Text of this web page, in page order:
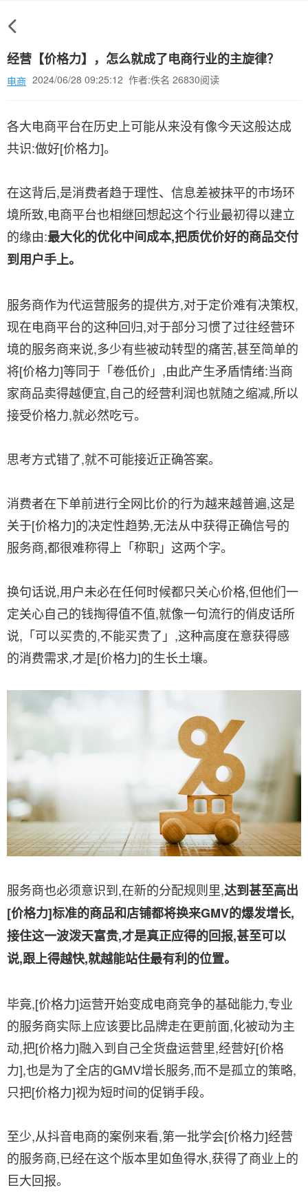
经营【价格力】，怎么就成了电商行业的主旋律？
电商 2024/06/28 09:25:12 作者:佚名 26830阅读
各大电商平台在历史上可能从来没有像今天这般达成
共识:做好[价格力]。
在这背后,是消费者趋于理性、信息差被抹平的市场环
境所致,电商平台也相继回想起这个行业最初得以建立
的缘由:最大化的优化中间成本,把质优价好的商品交付
到用户手上。
服务商作为代运营服务的提供方,对于定价难有决策权,
现在电商平台的这种回归,对于部分习惯了过往经营环
境的服务商来说,多少有些被动转型的痛苦,甚至简单的
将[价格力]等同于「卷低价」,由此产生矛盾情绪:当商
家商品卖得越便宜,自己的经营利润也就随之缩减,所以
接受价格力,就必然吃亏。
思考方式错了,就不可能接近正确答案。
消费者在下单前进行全网比价的行为越来越普遍,这是
关于[价格力]的决定性趋势,无法从中获得正确信号的
服务商,都很难称得上「称职」这两个字。
换句话说,用户未必在任何时候都只关心价格,但他们一
定关心自己的钱掏得值不值,就像一句流行的俏皮话所
说,「可以买贵的,不能买贵了」,这种高度在意获得感
的消费需求,才是[价格力]的生长土壤。
服务商也必须意识到,在新的分配规则里,达到甚至高出
[价格力]标准的商品和店铺都将换来GMV的爆发增长,
接住这一波泼天富贵,才是真正应得的回报,甚至可以
说,跟上得越快,就越能站住最有利的位置。
毕竟,[价格力]运营开始变成电商竞争的基础能力,专业
的服务商实际上应该要比品牌走在更前面,化被动为主
动,把[价格力]融入到自己全货盘运营里,经营好[价格
力],也是为了全店的GMV增长服务,而不是孤立的策略,
只把[价格力]视为短时间的促销手段。
至少,从抖音电商的案例来看,第一批学会[价格力]经营
的服务商,已经在这个版本里如鱼得水,获得了商业上的
巨大回报。